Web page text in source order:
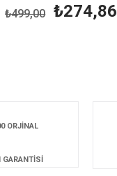
₺274,86
₺499,00
ORJİNAL
GARANTİSİ